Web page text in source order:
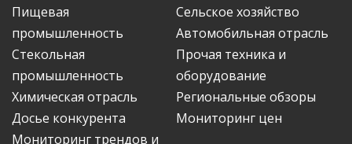
Пищевая
промышленность
Сельское хозяйство
Автомобильная отрасль
Стекольная
промышленность
Прочая техника и
оборудование
Химическая отрасль
Региональные обзоры
Досье конкурента
Мониторинг цен
Мониторинг трендов и